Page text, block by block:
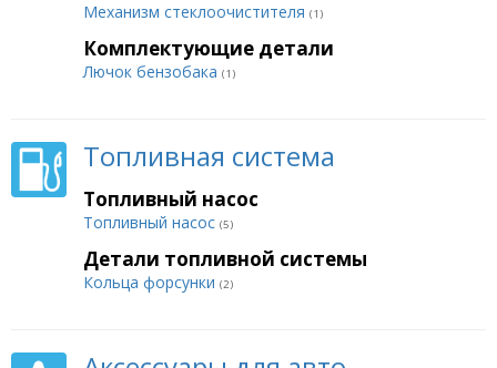
Механизм стеклоочистителя (1)
Комплектующие детали
Лючок бензобака (1)
Топливная система
Топливный насос
Топливный насос (5)
Детали топливной системы
Кольца форсунки (2)